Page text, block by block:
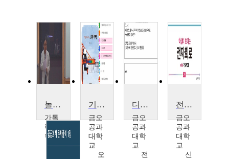
놀이와 풀이
가톨
릭대
학교
박
기사문제풀이를 통한 고체역학 개념 다지기
금오
공과
대학
교
오
디지털공학 연습문제 풀이
금오
공과
대학
교
전
전자회로 문제 풀이
금오
공과
대학
교
신